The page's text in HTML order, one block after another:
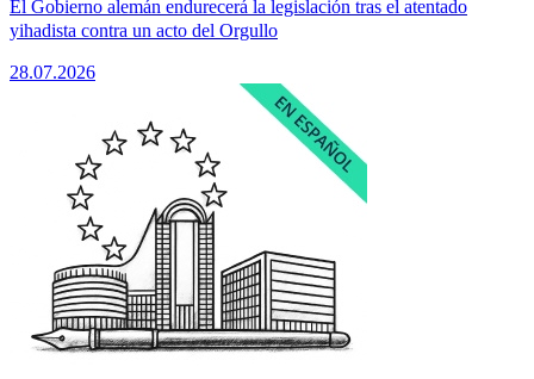
El Gobierno alemán endurecerá la legislación tras el atentado
yihadista contra un acto del Orgullo
28.07.2026